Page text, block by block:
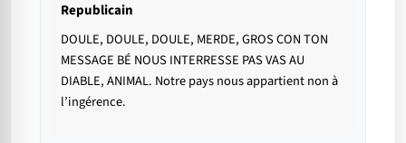
Republicain
DOULE, DOULE, DOULE, MERDE, GROS CON TON
MESSAGE BÉ NOUS INTERRESSE PAS VAS AU
DIABLE, ANIMAL. Notre pays nous appartient non à
l’ingérence.